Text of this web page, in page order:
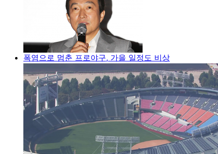
폭염으로 멈춘 프로야구, 가을 일정도 비상